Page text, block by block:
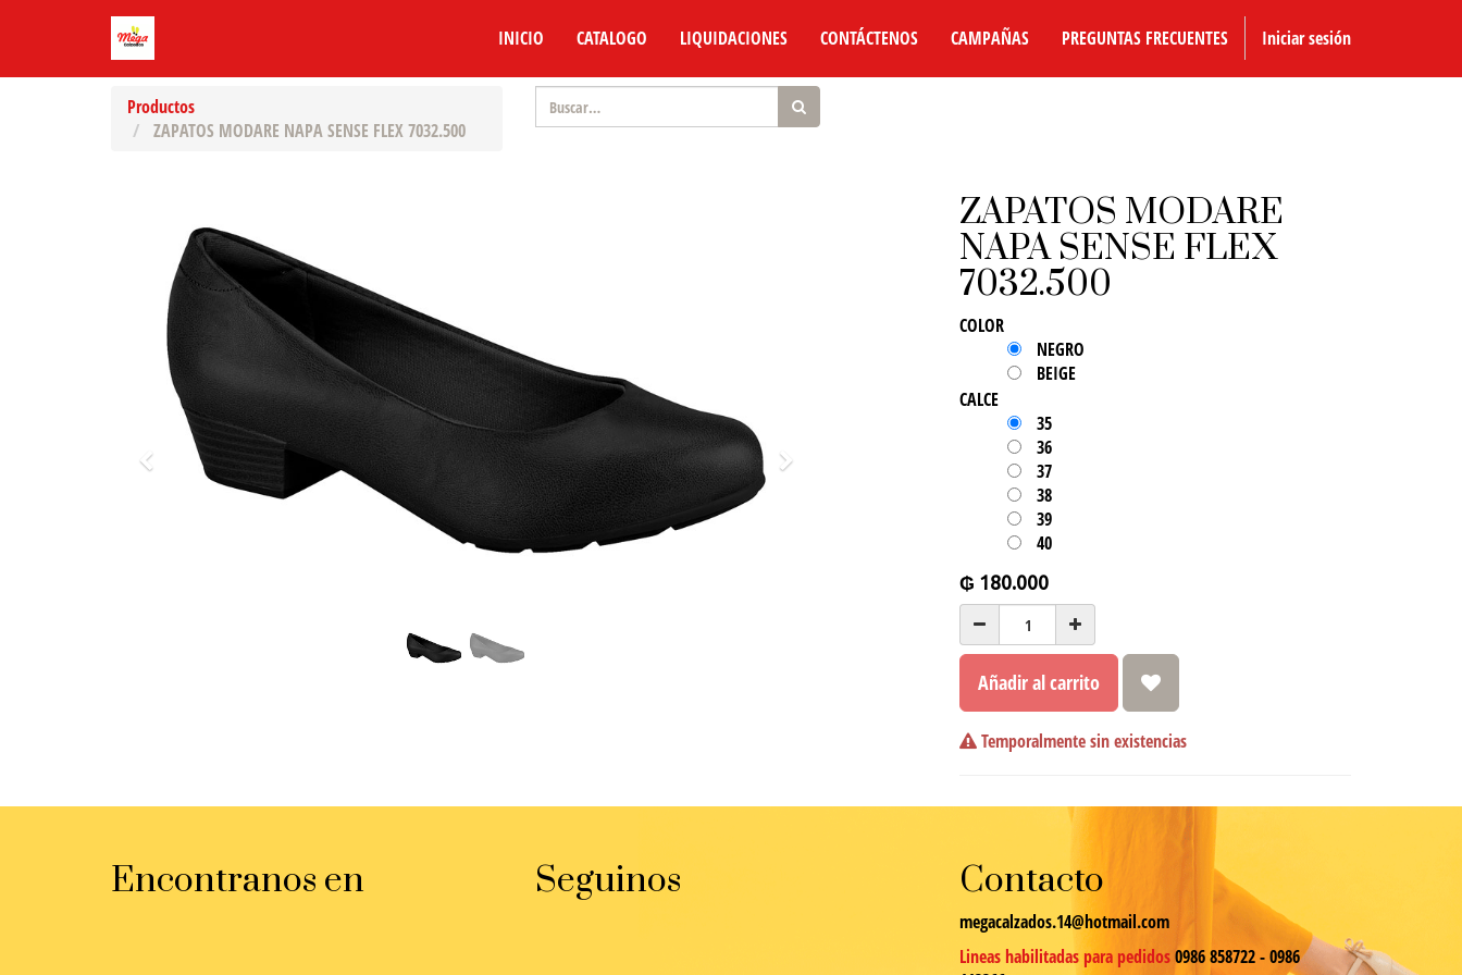
INICIO CATALOGO LIQUIDACIONES CONTÁCTENOS CAMPAÑAS PREGUNTAS FRECUENTES Iniciar sesión
Productos
ZAPATOS MODARE NAPA SENSE FLEX 7032.500
Previo Siguiente
ZAPATOS MODARE
NAPA SENSE FLEX
7032.500
COLOR
NEGRO
BEIGE
CALCE
35
36
37
38
39
40
₲ 180.000
Añadir al carrito
Temporalmente sin existencias
Encontranos en Seguinos Contacto
megacalzados.14@hotmail.com
Lineas habilitadas para pedidos0986 858722 - 0986